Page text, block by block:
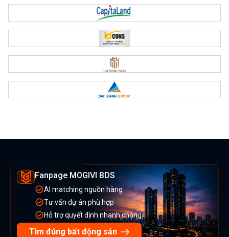
Fanpage MOGIVI BDS
AI matching nguồn hàng
Tư vấn dự án phù hợp
Hỗ trợ quyết định nhanh chóng
Tìm đúng bất động sản